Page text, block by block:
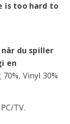
is too hard to
du spiller
en
Vinyl 30%
PC/TV.